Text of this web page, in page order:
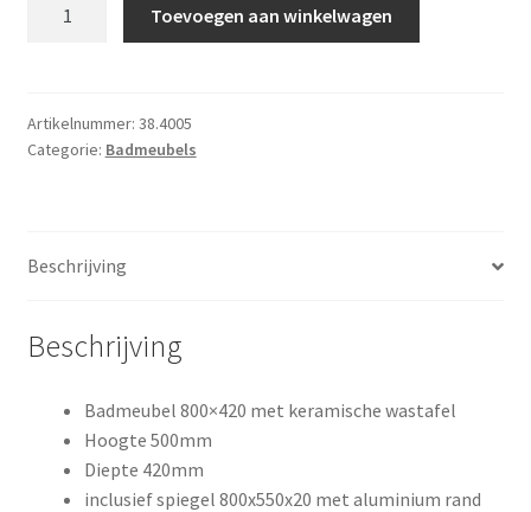
Toevoegen aan winkelwagen
Artikelnummer: 38.4005
Categorie: Badmeubels
Beschrijving
Beschrijving
Badmeubel 800×420 met keramische wastafel
Hoogte 500mm
Diepte 420mm
inclusief spiegel 800x550x20 met aluminium rand